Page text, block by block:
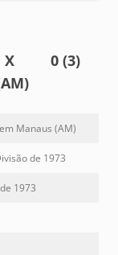
0 (3)
Manaus (AM)
de 1973
1973